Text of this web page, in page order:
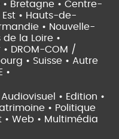
Bretagne • Centre-
• Hauts-de-
• Nouvelle-
de la Loire •
DROM-COM /
• Suisse • Autre
•
Audiovisuel • Edition •
• Politique
• Web • Multimédia